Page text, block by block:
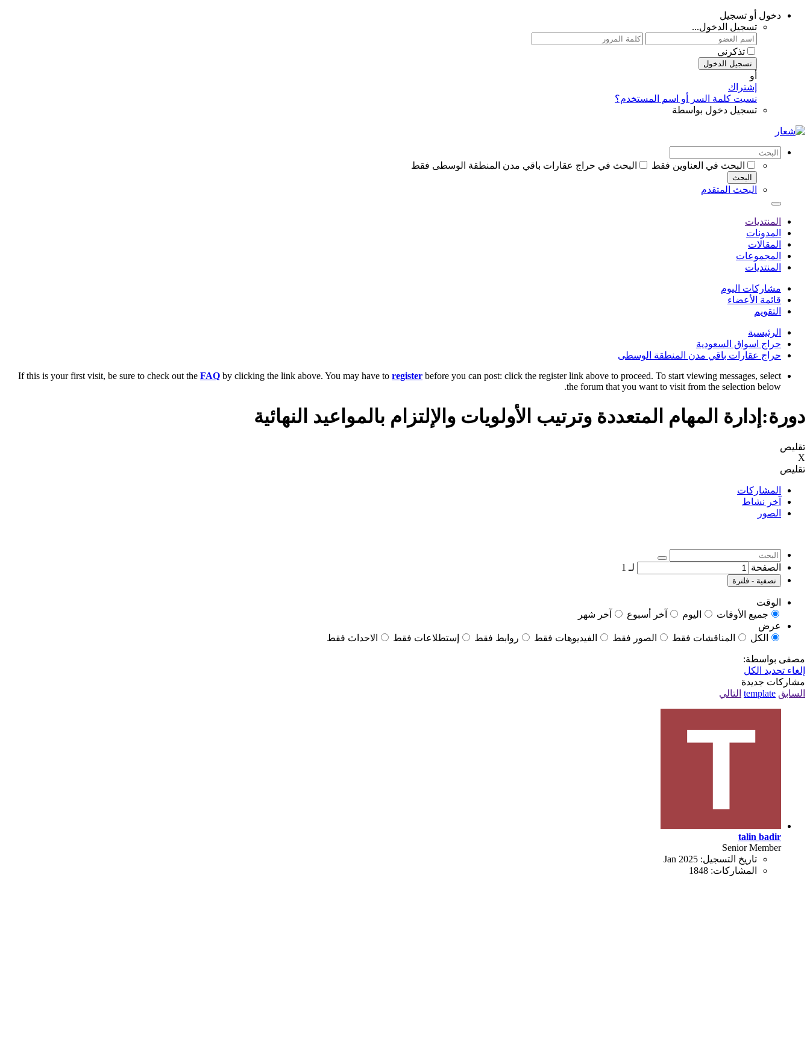
دخول أو تسجيل
تسجيل الدخول...
تذكرني
تسجيل الدخول
أو
إشتراك
نسيت كلمة السر أو اسم المستخدم؟
تسجيل دخول بواسطة
البحث في العناوين فقط البحث في حراج عقارات باقي مدن المنطقة الوسطى فقط
البحث
البحث المتقدم
المنتديات
المدونات
المقالات
المجموعات
المنتديات
مشاركات اليوم
قائمة الأعضاء
التقويم
الرئيسية
حراج اسواق السعودية
حراج عقارات باقي مدن المنطقة الوسطى
If this is your first visit, be sure to check out the FAQ by clicking the link above. You may have to register before you can post: click the register link above to proceed. To start viewing messages, select
the forum that you want to visit from the selection below.
دورة:إدارة المهام المتعددة وترتيب الأولويات والإلتزام بالمواعيد النهائية
تقليص
X
تقليص
المشاركات
آخر نشاط
الصور
الصفحة لـ 1
تصفية - فلترة
الوقت
جميع الأوقات
اليوم آخر أسبوع
آخر شهر
عرض
الكل
المناقشات فقط الصور فقط الفيديوهات فقط روابط فقط إستطلاعات فقط الاحداث فقط
مصفى بواسطة:
إلغاء تحديد الكل
مشاركات جديدة
السابق template التالي
talin badir
Senior Member
تاريخ التسجيل: Jan 2025
المشاركات: 1848